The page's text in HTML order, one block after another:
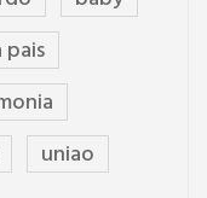
pais
uniao